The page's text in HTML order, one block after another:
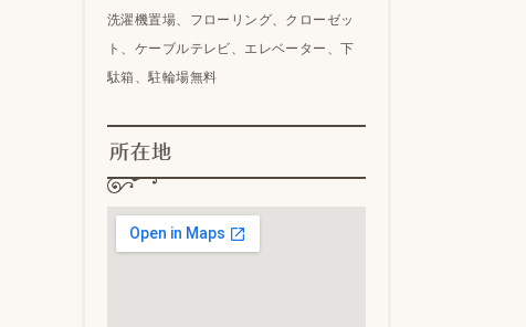
洗濯機置場、フローリング、クローゼッ
ト、ケーブルテレビ、エレベーター、下
駄箱、駐輪場無料
所在地